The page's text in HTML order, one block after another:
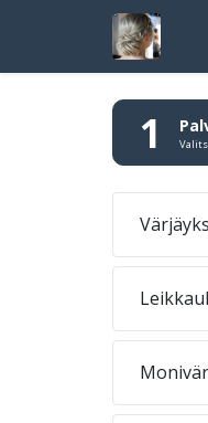
1